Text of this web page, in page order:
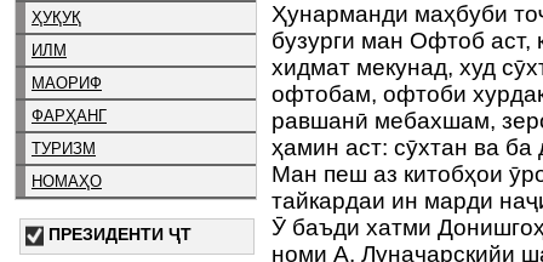
ҲУҚУҚ
ИЛМ
МАОРИФ
ФАРҲАНГ
ТУРИЗМ
НОМАҲО
ПРЕЗИДЕНТИ ҶТ
Ҳунарманди маҳбуби
бузурги ман Офтоб аст,
хидмат мекунад, худ
офтобам, офтоби
равшанӣ мебахшам,
ҳамин аст: сӯхтан ва
Ман пеш аз китобҳои
тайкардаи ин марди
Ӯ баъди хатми
номи А. Луначарскийи